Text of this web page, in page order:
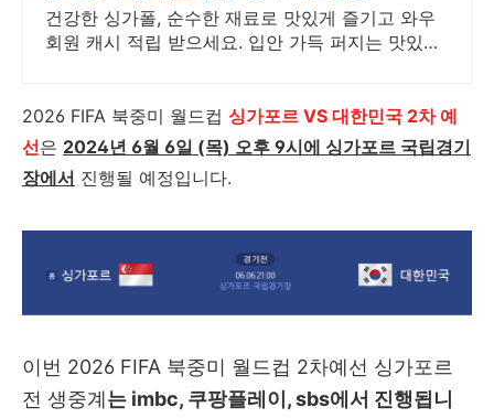
건강한 싱가폴, 순수한 재료로 맛있게 즐기고 와우
회원 캐시 적립 받으세요. 입안 가득 퍼지는 맛있는
2026 FIFA 북중미 월드컵 싱가포르 VS 대한민국 2차 예
선은 2024년 6월 6일 (목) 오후 9시에 싱가포르 국립경기
장에서 진행될 예정입니다.
이번 2026 FIFA 북중미 월드컵 2차예선 싱가포르
전 생중계는 imbc, 쿠팡플레이, sbs에서 진행됩니